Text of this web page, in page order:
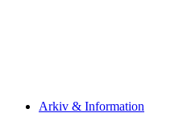
Arkiv & Information